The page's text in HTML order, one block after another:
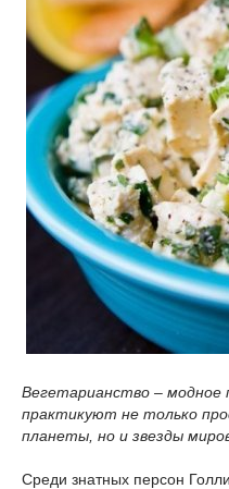
Вегетарианство – модное
практикуют не только
планеты, но и звезды
Среди знатных персон